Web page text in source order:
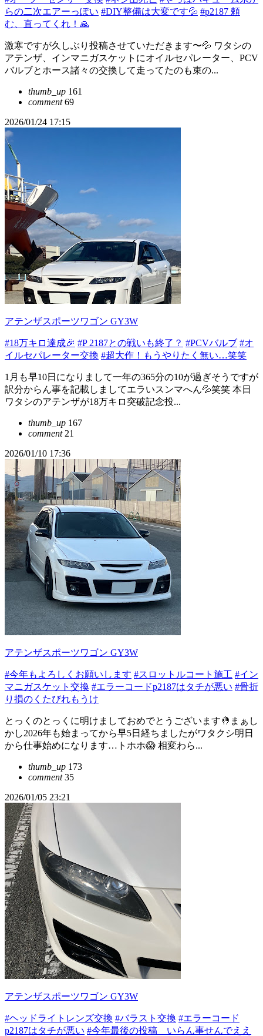
らの二次エアーっぽい #DIY整備は大変です💦 #p2187 頼
む、直ってくれ！🙏
激寒ですが久しぶり投稿させていただきます〜💦 ワタシの
アテンザ、インマニガスケットにオイルセパレーター、PCV
バルブとホース諸々の交換して走ってたのも束の...
thumb_up 161
comment69
2026/01/24 17:15
アテンザスポーツワゴン GY3W
#18万キロ達成🎉 #P 2187との戦いも終了？ #PCVバルブ #オ
イルセパレーター交換 #超大作！もうやりたく無い…笑笑
1月も早10日になりまして一年の365分の10が過ぎそうですが
訳分からん事を記載しましてエラいスンマへん💦笑笑 本日
ワタシのアテンザが18万キロ突破記念投...
thumb_up 167
comment21
2026/01/10 17:36
アテンザスポーツワゴン GY3W
#今年もよろしくお願いします #スロットルコート施工 #イン
マニガスケット交換 #エラーコードp2187はタチが悪い #骨折
り損のくたびれもうけ
とっくのとっくに明けましておめでとうございます🤚まぁし
かし2026年も始まってから早5日経ちましたがワタクシ明日
から仕事始めになります…トホホ😱 相変わら...
thumb_up 173
comment35
2026/01/05 23:21
アテンザスポーツワゴン GY3W
#ヘッドライトレンズ交換 #バラスト交換 #エラーコード
p2187はタチが悪い #今年最後の投稿 いらん事せんでええ